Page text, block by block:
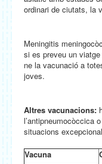
ordinari de ciutats, la
Meningitis
si es preveu un viatge
ne la vacunació a
joves.
Altres vacunacions:
l’antipneumocòccica
situacions
Vacuna